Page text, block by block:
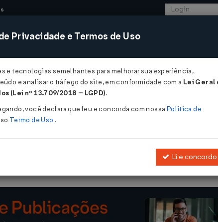
SISTEMAS COMÉRCIO EXTERIOR
25/03/2009
de enquadramento de veículos nos destaques da TIPI.
Privacidade e Termos de Uso
e tecnologias semelhantes para melhorar sua experiência,
e analisar o tráfego do site, em conformidade com a Lei Geral
(Lei nº 13.709/2018 – LGPD).
você declara que leu e concorda com nossa Política de
Termo de Uso .
Li e concordo